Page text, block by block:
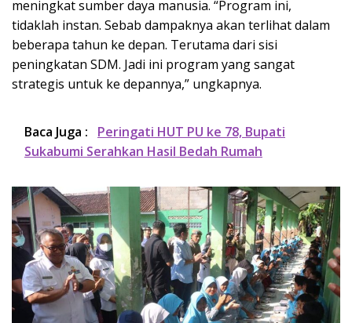
meningkat sumber daya manusia. “Program ini,
tidaklah instan. Sebab dampaknya akan terlihat dalam
beberapa tahun ke depan. Terutama dari sisi
peningkatan SDM. Jadi ini program yang sangat
strategis untuk ke depannya,” ungkapnya.
Baca Juga :
Peringati HUT PU ke 78, Bupati
Sukabumi Serahkan Hasil Bedah Rumah